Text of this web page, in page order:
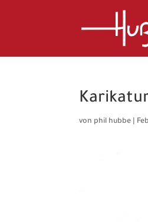
von phil hubbe